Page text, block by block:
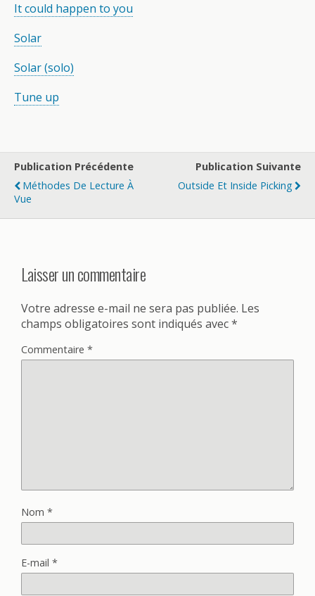
It could happen to you
Solar
Solar (solo)
Tune up
Publication Précédente
Méthodes De Lecture À
Vue
Publication Suivante
Outside Et Inside Picking
Laisser un commentaire
Votre adresse e-mail ne sera pas publiée. Les
champs obligatoires sont indiqués avec*
Commentaire *
Nom *
E-mail *